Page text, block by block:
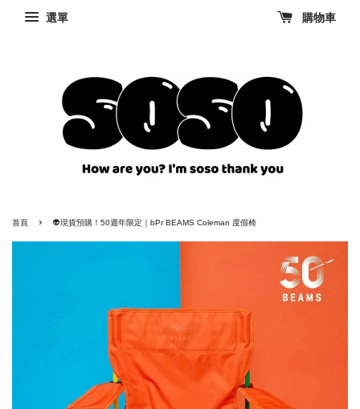
選單 購物車
首頁 › 👽現貨預購！50週年限定｜bPr BEAMS Coleman 度假椅